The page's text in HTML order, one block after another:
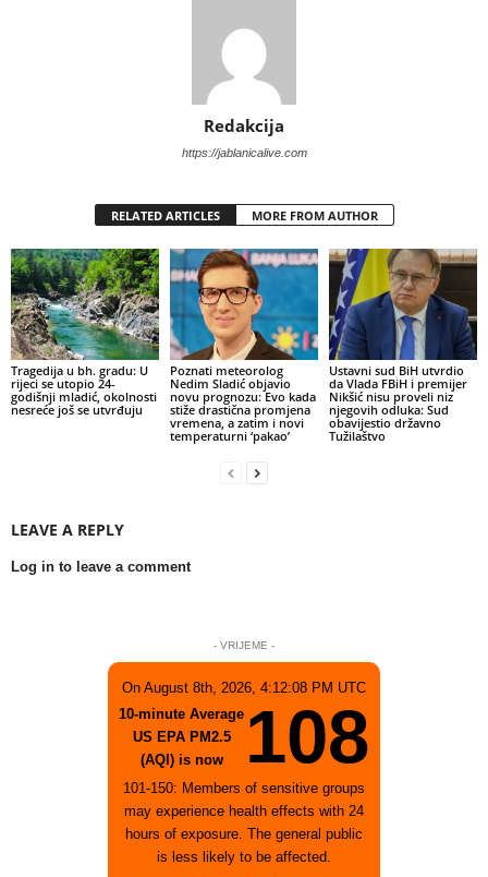
Redakcija
https://jablanicalive.com
RELATED ARTICLES MORE FROM AUTHOR
Tragedija u bh. gradu: U
rijeci se utopio 24-
godišnji mladić, okolnosti
nesreće još se utvrđuju
Poznati meteorolog
Nedim Sladić objavio
novu prognozu: Evo kada
stiže drastična promjena
vremena, a zatim i novi
temperaturni ‘pakao’
Ustavni sud BiH utvrdio
da Vlada FBiH i premijer
Nikšić nisu proveli niz
njegovih odluka: Sud
obavijestio državno
Tužilaštvo
LEAVE A REPLY
Log in to leave a comment
- VRIJEME -
On August 8th, 2026, 4:12:08 PM UTC
10-minute Average
US EPA PM2.5
(AQI) is now
108
101-150: Members of sensitive groups
may experience health effects with 24
hours of exposure. The general public
is less likely to be affected.